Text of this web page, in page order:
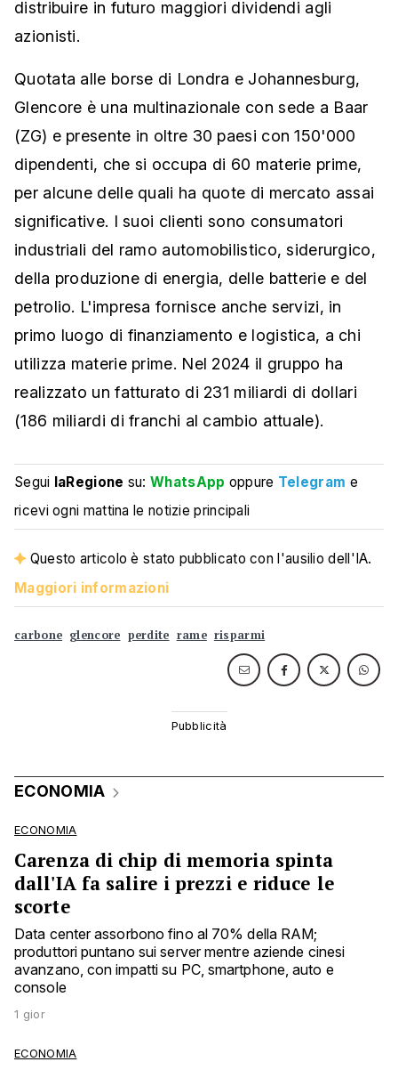
distribuire in futuro maggiori dividendi agli
azionisti.
Quotata alle borse di Londra e Johannesburg,
Glencore è una multinazionale con sede a Baar
(ZG) e presente in oltre 30 paesi con 150'000
dipendenti, che si occupa di 60 materie prime,
per alcune delle quali ha quote di mercato assai
significative. I suoi clienti sono consumatori
industriali del ramo automobilistico, siderurgico,
della produzione di energia, delle batterie e del
petrolio. L'impresa fornisce anche servizi, in
primo luogo di finanziamento e logistica, a chi
utilizza materie prime. Nel 2024 il gruppo ha
realizzato un fatturato di 231 miliardi di dollari
(186 miliardi di franchi al cambio attuale).
Segui laRegione su:WhatsApp oppure Telegram e
ricevi ogni mattina le notizie principali
Questo articolo è stato pubblicato con l'ausilio dell'IA.
Maggiori informazioni
carbone glencore perdite rame risparmi
ECONOMIA
ECONOMIA
Carenza di chip di memoria spinta
dall'IA fa salire i prezzi e riduce le
scorte
Data center assorbono fino al 70% della RAM;
produttori puntano sui server mentre aziende cinesi
avanzano, con impatti su PC, smartphone, auto e
console
1 gior
ECONOMIA